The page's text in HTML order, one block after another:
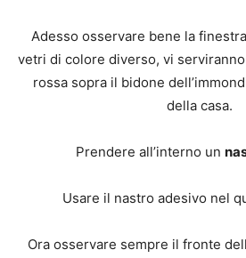
Adesso osservare bene la
vetri di colore diverso, vi
rossa sopra il bidone
della casa.
Prendere all’interno un
Usare il nastro adesivo nel
Ora osservare sempre il fronte